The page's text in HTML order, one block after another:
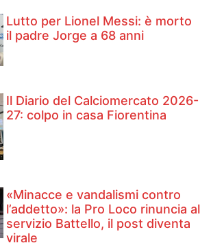
Lutto per Lionel Messi: è morto
il padre Jorge a 68 anni
Il Diario del Calciomercato 2026-
27: colpo in casa Fiorentina
«Minacce e vandalismi contro
l’addetto»: la Pro Loco rinuncia al
servizio Battello, il post diventa
virale